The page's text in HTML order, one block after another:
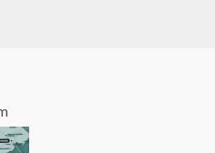
DE DETENIDOS
POR LA LIBERACIÓN